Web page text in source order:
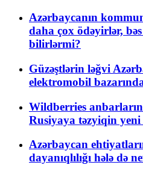
Azərbaycanın
daha çox ödəyirlər,
bilirlərmi?
Güzəştlərin ləğvi
elektromobil
Wildberries
Rusiyaya təzyiqin
Azərbaycan
dayanıqlılığı hələ də